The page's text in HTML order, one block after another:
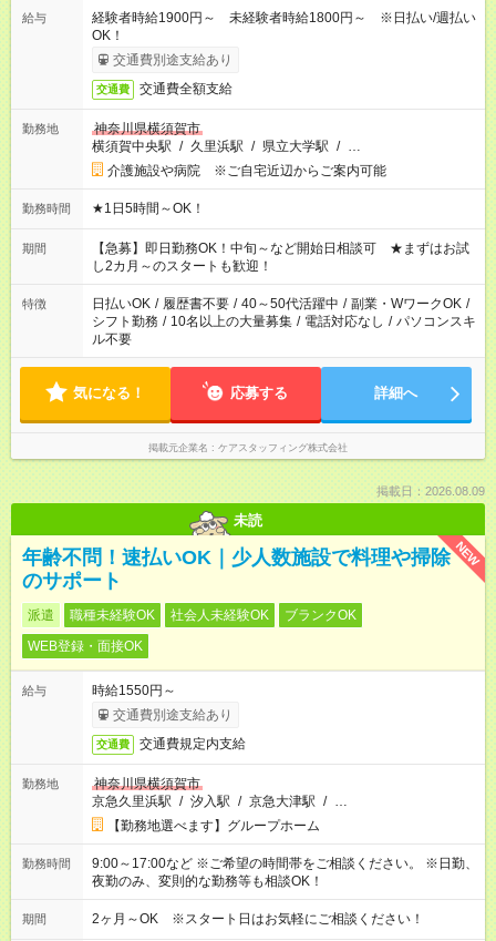
給与
経験者時給1900円～ 未経験者時給1800円～ ※日払い/週払い
OK！
交通費別途支給あり
交通費 交通費全額支給
勤務地
神奈川県横須賀市
横須賀中央駅 / 久里浜駅 / 県立大学駅 / …
介護施設や病院 ※ご自宅近辺からご案内可能
勤務時間 ★1日5時間～OK！
期間
【急募】即日勤務OK！中旬～など開始日相談可 ★まずはお試
し2カ月～のスタートも歓迎！
特徴 日払いOK / 履歴書不要 / 40～50代活躍中 / 副業・WワークOK /
シフト勤務 / 10名以上の大量募集 / 電話対応なし / パソコンスキ
ル不要
気になる！ 応募する 詳細へ
掲載元企業名 ケアスタッフィング株式会社
掲載日：2026.08.09
未読
NEW
年齢不問！速払いOK｜少人数施設で料理や掃除
のサポート
派遣 職種未経験OK 社会人未経験OK
ブランクOK
WEB登録・面接OK
給与
時給1550円～
交通費別途支給あり
交通費 交通費規定内支給
勤務地
神奈川県横須賀市
京急久里浜駅 / 汐入駅 / 京急大津駅 / …
【勤務地選べます】グループホーム
勤務時間
9:00～17:00など ※ご希望の時間帯をご相談ください。 ※日勤、
夜勤のみ、変則的な勤務等も相談OK！
期間 2ヶ月～OK ※スタート日はお気軽にご相談ください！